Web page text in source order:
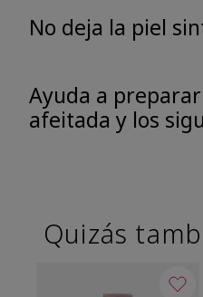
No deja la piel
Ayuda a
afeitada y los
Quizás